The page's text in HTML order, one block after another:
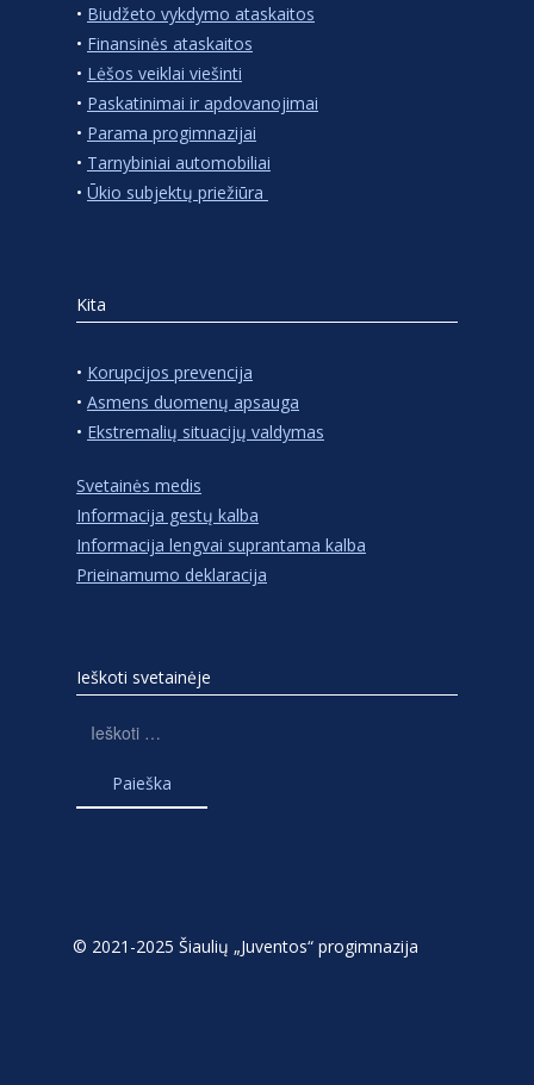
• Biudžeto vykdymo ataskaitos
• Finansinės ataskaitos
• Lėšos veiklai viešinti
• Paskatinimai ir apdovanojimai
• Parama progimnazijai
• Tarnybiniai automobiliai
• Ūkio subjektų priežiūra
Kita
• Korupcijos prevencija
• Asmens duomenų apsauga
• Ekstremalių situacijų valdymas
Svetainės medis
Informacija gestų kalba
Informacija lengvai suprantama kalba
Prieinamumo deklaracija
Ieškoti svetainėje
© 2021-2025 Šiaulių „Juventos“ progimnazija